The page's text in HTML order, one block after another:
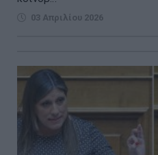
03 Απριλίου 2026